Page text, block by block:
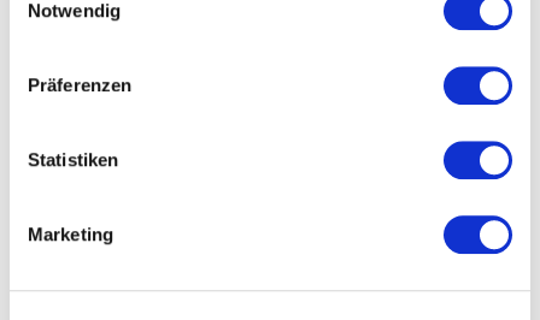
Notwendig
Präferenzen
Statistiken
Marketing